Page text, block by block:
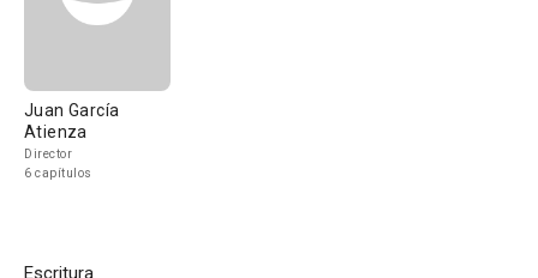
Juan García
Atienza
Director
6 capítulos
Escritura